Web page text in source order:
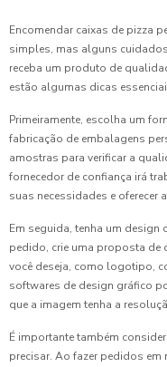
Encomendar caixas de pizza
simples, mas alguns
receba um produto de
estão algumas dicas
Primeiramente, escolha um
fabricação de embalagens
amostras para verificar a
fornecedor de confiança irá
suas necessidades e oferecer
Em seguida, tenha um design
pedido, crie uma proposta de
você deseja, como logotipo,
softwares de design gráfico
que a imagem tenha a
É importante também
precisar. Ao fazer pedidos em